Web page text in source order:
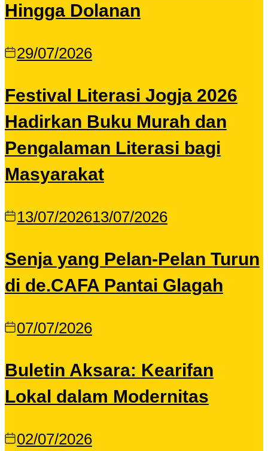
Hingga Dolanan
29/07/2026
Festival Literasi Jogja 2026
Hadirkan Buku Murah dan
Pengalaman Literasi bagi
Masyarakat
13/07/202613/07/2026
Senja yang Pelan-Pelan Turun
di de.CAFA Pantai Glagah
07/07/2026
Buletin Aksara: Kearifan
Lokal dalam Modernitas
02/07/2026